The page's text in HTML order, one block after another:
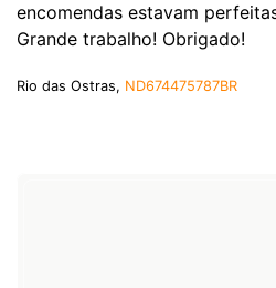
encomendas estavam
Grande trabalho! Obrigado!
Rio das Ostras, ND674475787BR